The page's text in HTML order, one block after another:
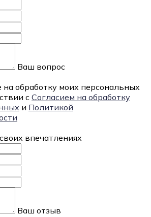
Ваш вопрос
на обработку моих персональных
с Согласием на обработку
и Политикой
впечатлениях
Ваш отзыв